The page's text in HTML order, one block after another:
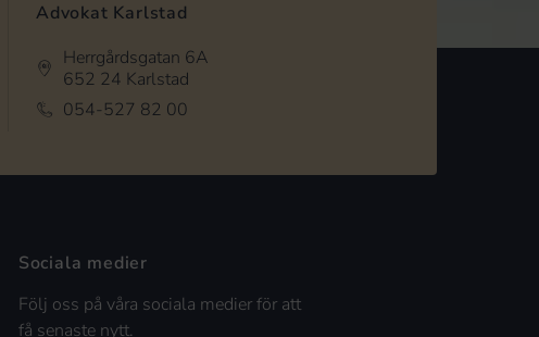
Advokat Karlstad
Herrgårdsgatan 6A
652 24 Karlstad
054-527 82 00
Sociala medier
Följ oss på våra sociala medier för att
få senaste nytt.